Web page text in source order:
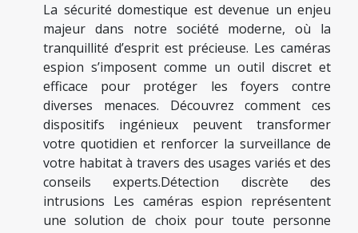
La sécurité domestique est devenue un enjeu
majeur dans notre société moderne, où la
tranquillité d’esprit est précieuse. Les caméras
espion s’imposent comme un outil discret et
efficace pour protéger les foyers contre
diverses menaces. Découvrez comment ces
dispositifs ingénieux peuvent transformer
votre quotidien et renforcer la surveillance de
votre habitat à travers des usages variés et des
conseils experts.Détection discrète des
intrusions Les caméras espion représentent
une solution de choix pour toute personne